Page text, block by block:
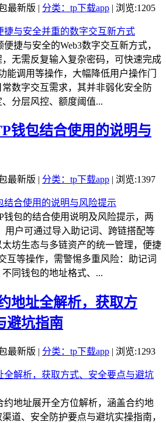
最新版 | 分类：tp下载app | 浏览:1205
捷与安全的Web3数字交互新方式，
无需反复输入复杂密码，可快速完成
能调用等操作，大幅降低用户操作门
数字交互需求，其并非弱化安全防
分层风控、额度阈值...
钱包结合使用的说明与
最新版 | 分类：tp下载app | 浏览:1397
钱包的结合使用说明及风险提示，两
用户可通过导入助记词、跨链搭配等
坊生态与多链资产的统一管理，便捷
互等操作，需警惕多重风险：助记词
同钱包的地址格式、...
地址全解析，获取方
避坑指南
最新版 | 分类：tp下载app | 浏览:1293
约地址展开全方位解析，涵盖合约地
道、安全防护要点与避坑实操指南，